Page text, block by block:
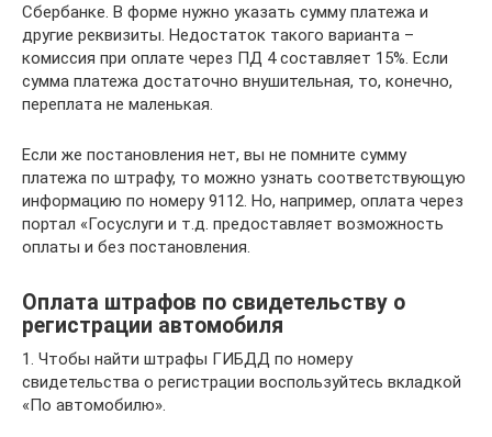
Сбербанке. В форме нужно указать сумму платежа и
другие реквизиты. Недостаток такого варианта –
комиссия при оплате через ПД 4 составляет 15%. Если
сумма платежа достаточно внушительная, то, конечно,
переплата не маленькая.
Если же постановления нет, вы не помните сумму
платежа по штрафу, то можно узнать соответствующую
информацию по номеру 9112. Но, например, оплата через
портал «Госуслуги и т.д. предоставляет возможность
оплаты и без постановления.
Оплата штрафов по свидетельству о
регистрации автомобиля
1. Чтобы найти штрафы ГИБДД по номеру
свидетельства о регистрации воспользуйтесь вкладкой
«По автомобилю».